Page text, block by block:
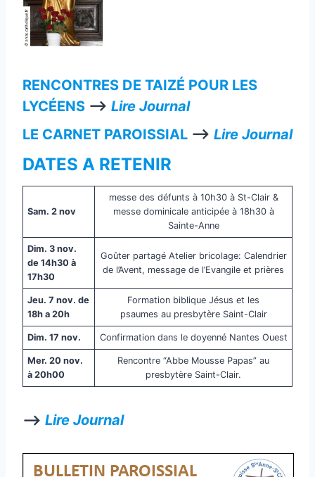
RENCONTRES DE TAIZÉ POUR LES
LYCÉENS —> Lire Journal
LE CARNET PAROISSIAL —> Lire Journal
DATES A RETENIR
Sam. 2 nov
messe des défunts à 10h30 à St-Clair &
messe dominicale anticipée à 18h30 à
Sainte-Anne
Dim. 3 nov.
de 14h30 à
17h30
Goûter partagé Atelier bricolage: Calendrier
de l’Avent, message de l’Evangile et prières
Jeu. 7 nov. de
18h a 20h
Formation biblique Jésus et les
psaumes au presbytère Saint-Clair
Dim. 17 nov. Confirmation dans le doyenné Nantes Ouest
Mer. 20 nov.
à 20h00
Rencontre “Abbe Mousse Papas” au
presbytère Saint-Clair.
—> Lire Journal